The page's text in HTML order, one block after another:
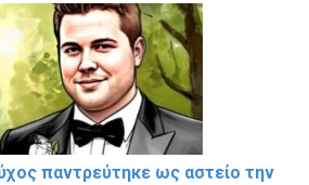
παντρεύτηκε ως αστείο την